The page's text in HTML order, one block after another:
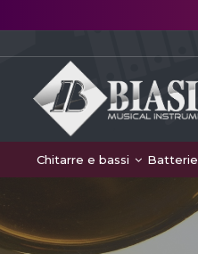
Chitarre e bassi Batterie